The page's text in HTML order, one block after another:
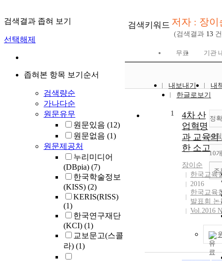
검색결과 좁혀 보기
선택해제
좁혀본 항목 보기순서
검색량순
가나다순
원문유무
원문있음 (12)
원문없음 (1)
원문제공처
누리미디어
(DBpia) (7)
한국학술정보
(KISS) (2)
KERIS(RISS)
(1)
한국연구재단
(KCI) (1)
교보문고(스콜
라) (1)
검색키워드 저자 : 장이
(검색결과 13
무료 기관
내보내기
내
한글로보기
정
내
10
조
1
4차 산
업혁명
과 교육의
한 소고
장이순
한국교육
2016
한국교육
발표회 논
Vol.2016